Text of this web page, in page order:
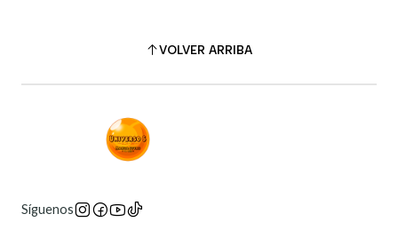
VOLVER ARRIBA
Síguenos